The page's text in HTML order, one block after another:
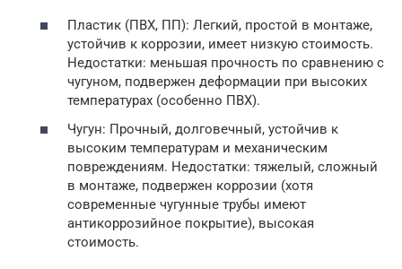
Пластик (ПВХ, ПП): Легкий, простой в монтаже,
устойчив к коррозии, имеет низкую стоимость.
Недостатки: меньшая прочность по сравнению с
чугуном, подвержен деформации при высоких
температурах (особенно ПВХ).
Чугун: Прочный, долговечный, устойчив к
высоким температурам и механическим
повреждениям. Недостатки: тяжелый, сложный
в монтаже, подвержен коррозии (хотя
современные чугунные трубы имеют
антикоррозийное покрытие), высокая
стоимость.